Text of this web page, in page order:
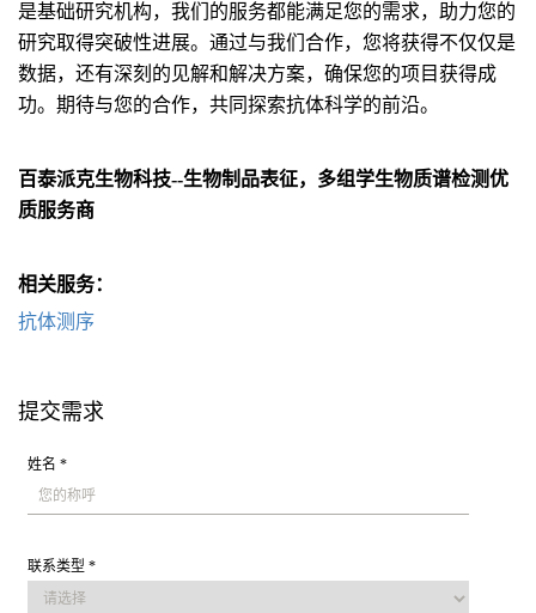
是基础研究机构，我们的服务都能满足您的需求，助力您的
研究取得突破性进展。通过与我们合作，您将获得不仅仅是
数据，还有深刻的见解和解决方案，确保您的项目获得成
功。期待与您的合作，共同探索抗体科学的前沿。
百泰派克生物科技--生物制品表征，多组学生物质谱检测优
质服务商
相关服务：
抗体测序
提交需求
姓名 *
联系类型 *